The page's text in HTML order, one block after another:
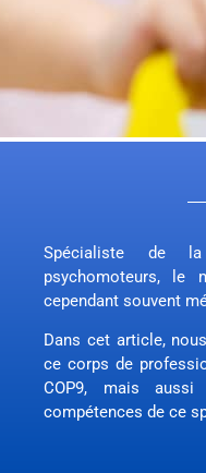
Spécialiste de
psychomoteurs, le
cependant souvent
Dans cet article,
ce corps de
COP9, mais
compétences de ce